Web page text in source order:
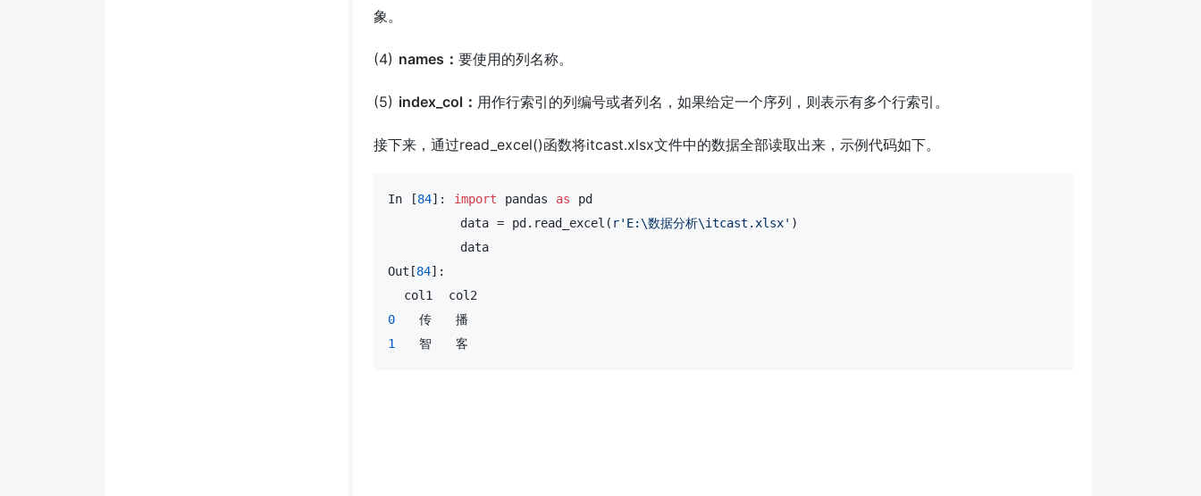
象。
(4) names： 要使用的列名称。
(5) index_col： 用作行索引的列编号或者列名，如果给定一个序列，则表示有多个行索引。
接下来，通过read_excel()函数将itcast.xlsx文件中的数据全部读取出来，示例代码如下。
In [84]: import pandas as pd
         data = pd.read_excel(
r'E:\数据分析\itcast.xlsx' )
         data
Out[84]:
  col1  col2
0
1
   智   客